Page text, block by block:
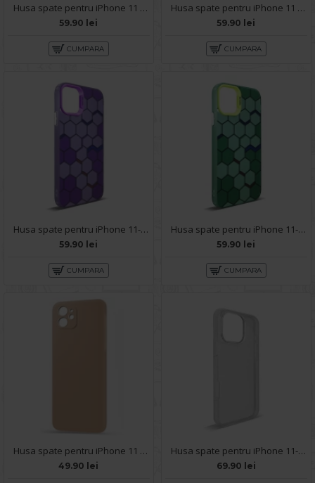
Husa spate pentru iPhone 11 - Mantis Case Rosu / Negru
59.90 lei
CUMPARA
Husa spate pentru iPhone 11 - Mantis Case Negru / Vernil
59.90 lei
CUMPARA
Husa spate pentru iPhone 11- Bozo case Mov
59.90 lei
CUMPARA
Husa spate pentru iPhone 11- Bozo case Verde
59.90 lei
CUMPARA
Husa spate pentru iPhone 11 - Silicon Line Maro
49.90 lei
Husa spate pentru iPhone 11- 360 case
69.90 lei